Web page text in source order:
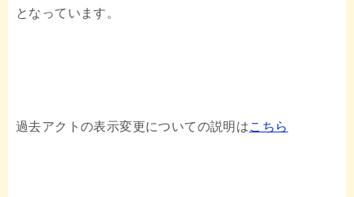
となっています。
過去アクトの表示変更についての説明はこちら